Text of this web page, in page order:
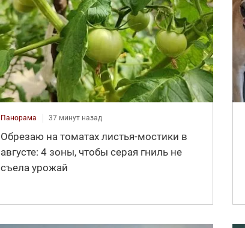
Панорама 37 минут назад
Обрезаю на томатах листья-мостики в
августе: 4 зоны, чтобы серая гниль не
съела урожай